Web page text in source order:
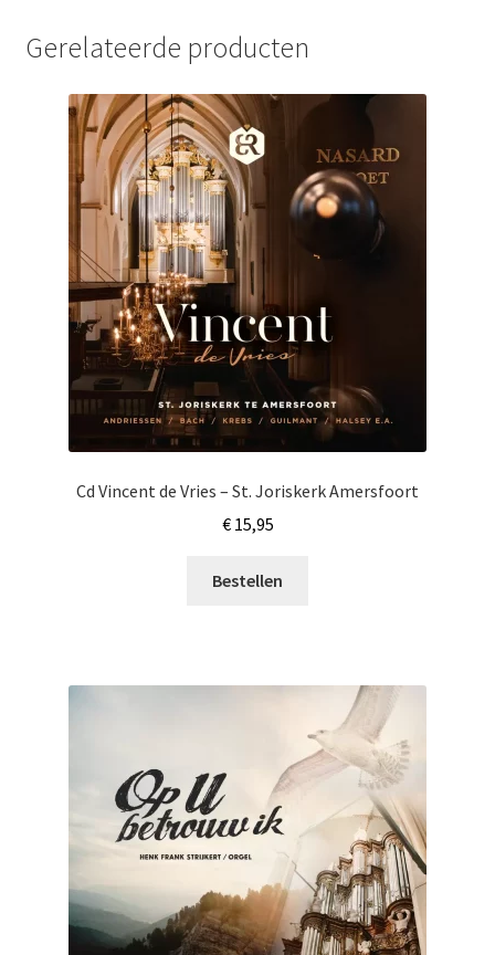
Gerelateerde producten
Cd Vincent de Vries – St. Joriskerk Amersfoort
€15,95
Bestellen